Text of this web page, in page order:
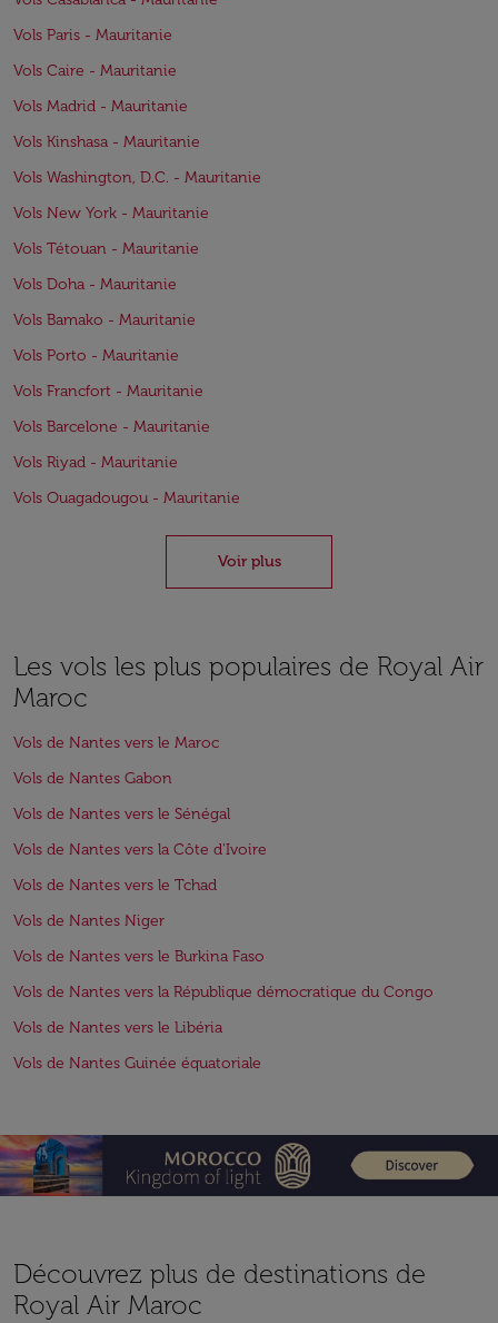
Vols Paris - Mauritanie
Vols Caire - Mauritanie
Vols Madrid - Mauritanie
Vols Kinshasa - Mauritanie
Vols Washington, D.C. - Mauritanie
Vols New York - Mauritanie
Vols Tétouan - Mauritanie
Vols Doha - Mauritanie
Vols Bamako - Mauritanie
Vols Porto - Mauritanie
Vols Francfort - Mauritanie
Vols Barcelone - Mauritanie
Vols Riyad - Mauritanie
Vols Ouagadougou - Mauritanie
Voir plus
Les vols les plus populaires de Royal Air
Maroc
Vols de Nantes vers le Maroc
Vols de Nantes Gabon
Vols de Nantes vers le Sénégal
Vols de Nantes vers la Côte d'Ivoire
Vols de Nantes vers le Tchad
Vols de Nantes Niger
Vols de Nantes vers le Burkina Faso
Vols de Nantes vers la République démocratique du Congo
Vols de Nantes vers le Libéria
Vols de Nantes Guinée équatoriale
Découvrez plus de destinations de
Royal Air Maroc